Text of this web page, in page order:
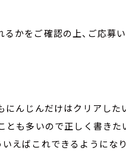
かをご確認の上、ご応募
んじんだけはクリアしたい
も多いので正しく書きたい
えばこれできるようにな